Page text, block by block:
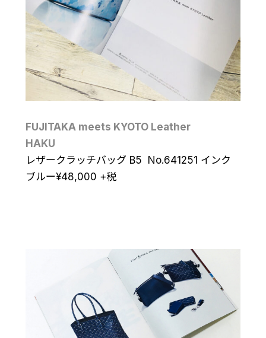
FUJITAKA meets KYOTO Leather
HAKU
レザークラッチバッグ B5 No.641251 インク
ブルー¥48,000 +税